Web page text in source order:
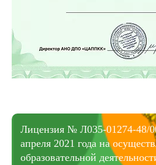
Лицензия № Л035-01274-48/
апреля 2021 года на
образовательной